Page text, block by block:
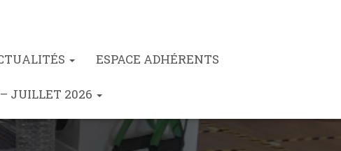
ESPACE ADHÉRENTS
JUILLET 2026